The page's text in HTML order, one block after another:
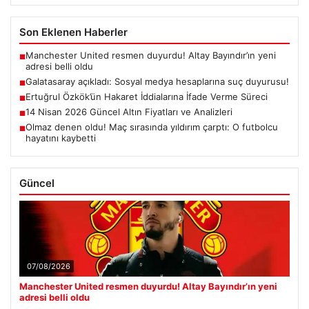
Son Eklenen Haberler
■Manchester United resmen duyurdu! Altay Bayındır’ın yeni
adresi belli oldu
■Galatasaray açıkladı: Sosyal medya hesaplarına suç duyurusu!
■Ertuğrul Özkök’ün Hakaret İddialarına İfade Verme Süreci
■14 Nisan 2026 Güncel Altın Fiyatları ve Analizleri
■Olmaz denen oldu! Maç sırasında yıldırım çarptı: O futbolcu
hayatını kaybetti
Güncel
07/08/2026
Manchester United resmen duyurdu! Altay Bayındır’ın yeni
adresi belli oldu